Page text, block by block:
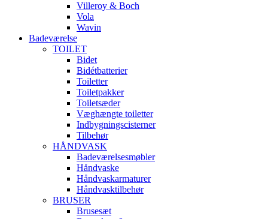
Villeroy & Boch
Vola
Wavin
Badeværelse
TOILET
Bidet
Bidétbatterier
Toiletter
Toiletpakker
Toiletsæder
Væghængte toiletter
Indbygningscisterner
Tilbehør
HÅNDVASK
Badeværelsesmøbler
Håndvaske
Håndvaskarmaturer
Håndvasktilbehør
BRUSER
Brusesæt